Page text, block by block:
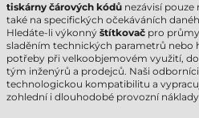
tiskárny čárových kódů nezávisí pouze
také na specifických očekáváních
Hledáte-li výkonný štítkovač pro
sladěním technických parametrů nebo
potřeby při velkoobjemovém využití,
tým inženýrů a prodejců. Naši
technologickou kompatibilitu a
zohlední i dlouhodobé provozní